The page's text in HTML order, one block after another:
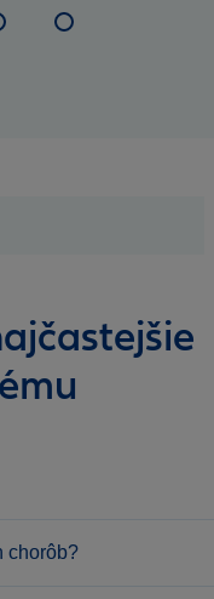
chorôb?